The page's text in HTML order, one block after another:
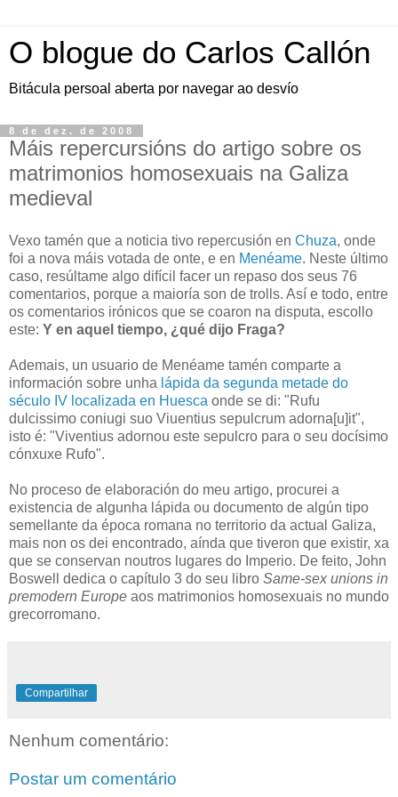
O blogue do Carlos Callón
Bitácula persoal aberta por navegar ao desvío
8 de dez. de 2008
Máis repercursións do artigo sobre os
matrimonios homosexuais na Galiza
medieval
Vexo tamén que a noticia tivo repercusión en Chuza, onde
foi a nova máis votada de onte, e en Menéame. Neste último
caso, resúltame algo difícil facer un repaso dos seus 76
comentarios, porque a maioría son de trolls. Así e todo, entre
os comentarios irónicos que se coaron na disputa, escollo
este: Y en aquel tiempo, ¿qué dijo Fraga?
Ademais, un usuario de Menéame tamén comparte a
información sobre unha lápida da segunda metade do
século IV localizada en Huesca onde se di: "Rufu
dulcissimo coniugi suo Viuentius sepulcrum adorna[u]it",
isto é: "Viventius adornou este sepulcro para o seu docísimo
cónxuxe Rufo".
No proceso de elaboración do meu artigo, procurei a
existencia de algunha lápida ou documento de algún tipo
semellante da época romana no territorio da actual Galiza,
mais non os dei encontrado, aínda que tiveron que existir, xa
que se conservan noutros lugares do Imperio. De feito, John
Boswell dedica o capítulo 3 do seu libro Same-sex unions in
premodern Europe aos matrimonios homosexuais no mundo
grecorromano.
Compartilhar
Nenhum comentário:
Postar um comentário